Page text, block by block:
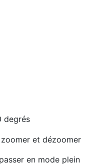
degrés
et dézoomer
en mode plein